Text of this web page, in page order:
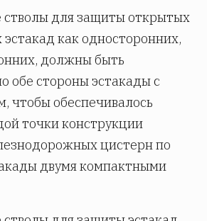
для защиты открытых
как односторонних,
должны быть
обе стороны эстакады с
чтобы обеспечивалось
точки конструкции
цистерн по
двумя компактными